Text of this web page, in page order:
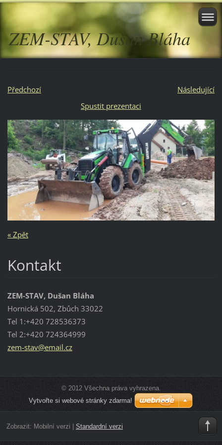
ZEM-STAV, Dušan Bláha
Předchozí
Následující
Spustit prezentaci
« Zpět
Kontakt
ZEM-STAV, Dušan Bláha
Hornická 502, Zbůch 33022
Tel 1:+420 728536373
Tel 2:+420 724364999
zem-stav@email.cz
© 2012 Všechna práva vyhrazena.
Vytvořte si webové stránky zdarma!
Zobrazit: Mobilní verzi Standardní verzi